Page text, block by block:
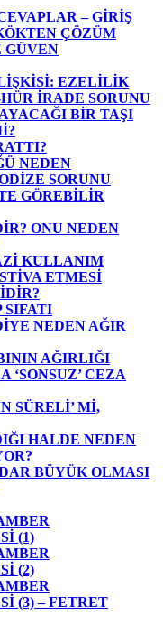
– GİRİŞ
ÇÖZÜM
GÜVEN
EZELİLİK
İRADE SORUNU
BİR TAŞI
NEDEN
SORUNU
GÖREBİLİR
ONU NEDEN
KULLANIM
ETMESİ
SIFATI
NEDEN AĞIR
AĞIRLIĞI
‘SONSUZ’ CEZA
SÜRELİ’ Mİ,
HALDE NEDEN
BÜYÜK OLMASI
(1)
(2)
(3) – FETRET